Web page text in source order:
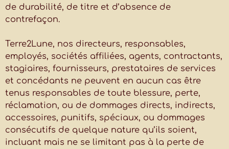
de durabilité, de titre et d’absence de
contrefaçon.
Terre2Lune, nos directeurs, responsables,
employés, sociétés affiliées, agents, contractants,
stagiaires, fournisseurs, prestataires de services
et concédants ne peuvent en aucun cas être
tenus responsables de toute blessure, perte,
réclamation, ou de dommages directs, indirects,
accessoires, punitifs, spéciaux, ou dommages
consécutifs de quelque nature qu’ils soient,
incluant mais ne se limitant pas à la perte de